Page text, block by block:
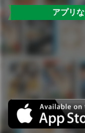
アプリ